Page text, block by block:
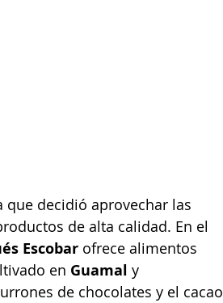
decidió aprovechar las
de alta calidad. En el
Escobar ofrece alimentos
en Guamal y
de chocolates y el cacao